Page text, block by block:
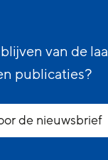
van de
publicaties?
de nieuwsbrief